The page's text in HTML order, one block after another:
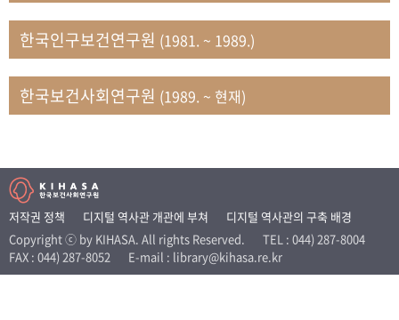
VR 역사관
문현상
가족복지연구실 인구가족연구팀
박인화
보건정책연구실
박재빈
연구부 인구역학담당실
변종화
보건정책연구실 건강증진팀
송건용
보건정책연구실
송태민
정보통계연구실 빅데이터연구센터
신희설
사업개발부 국제협력연구실
이규식
의료보험연구실
이문기
훈련부
한국인구보건연구원 (1981. ~ 1989.)
한국보건사회연구원 (1989. ~ 현재)
저작권 정책 디지털 역사관 개관에 부쳐
디지털 역사관의 구축 배경
Copyright ⓒ by KIHASA. All rights Reserved.
TEL : 044) 287-8004
FAX : 044) 287-8052
E-mail : library@kihasa.re.kr